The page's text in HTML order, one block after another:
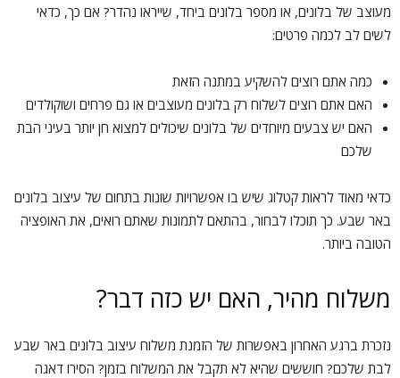
מעוצב של בלונים, או מספר בלונים ביחד, שייראו נהדר? אם כך, כדאי
לשים לב לכמה פרטים:
כמה אתם רוצים להשקיע במתנה הזאת
האם אתם רוצים לשלוח רק בלונים מעוצבים או גם פרחים ושוקולדים
האם יש צבעים מיוחדים של בלונים שיכולים למצוא חן יותר בעיני הבת
שלכם
כדאי מאוד לראות קטלוג שיש בו אפשרויות שונות בתחום של עיצוב בלונים
באר שבע. כך תוכלו לבחור, בהתאם לתמונות שאתם רואים, את האופציה
הטובה ביותר.
משלוח מהיר, האם יש כזה דבר?
נזכרת ברגע האחרון באפשרות של הזמנת משלוח עיצוב בלונים באר שבע
לבת שלכם? חוששים שהיא לא תקבל את המשלוח בזמן? הסירו דאגה